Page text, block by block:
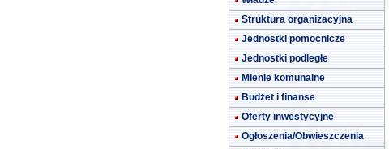
Struktura organizacyjna
Jednostki pomocnicze
Jednostki podległe
Mienie komunalne
Budżet i finanse
Oferty inwestycyjne
Ogłoszenia/Obwieszczenia